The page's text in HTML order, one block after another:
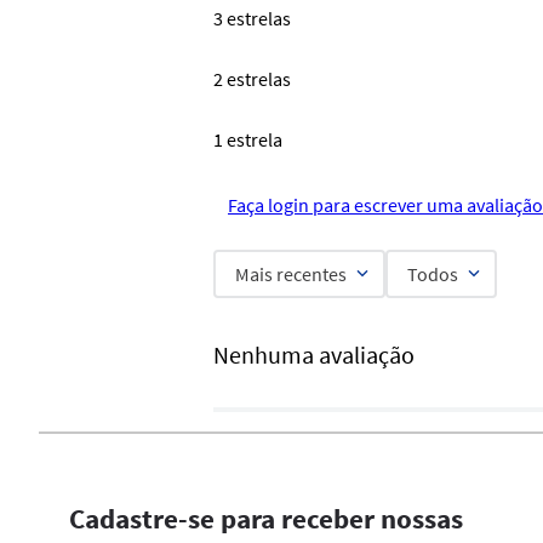
3 estrelas
2 estrelas
1 estrela
Faça login para escrever uma
Mais recentes Todos
Nenhuma avaliação
Cadastre-se para receber nossas